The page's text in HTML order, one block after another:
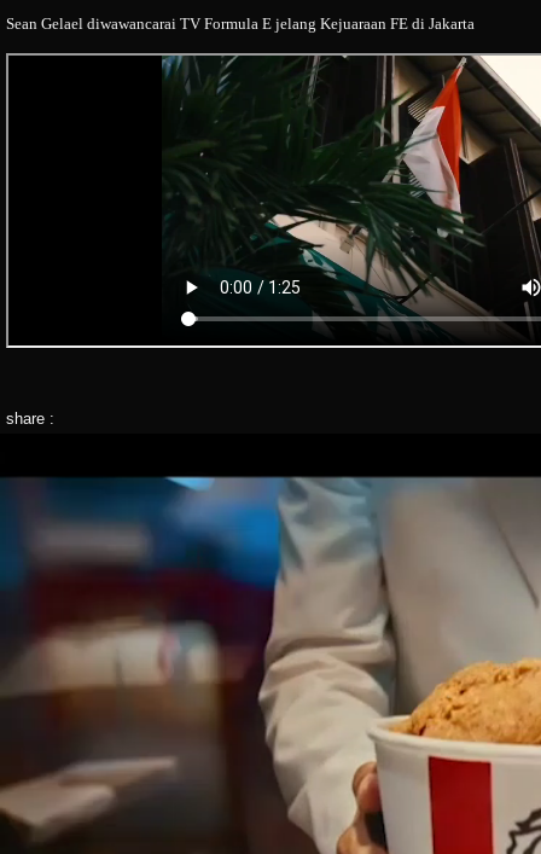
Sean Gelael diwawancarai TV Formula E jelang Kejuaraan FE di Jakarta
share :